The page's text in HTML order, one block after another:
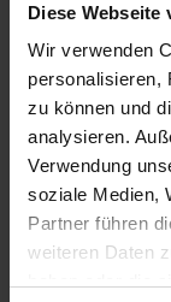
Diese Webseite
Wir verwenden
personalisieren,
zu können und
analysieren.
Verwendung
soziale Medien,
Partner führen
weiteren Daten